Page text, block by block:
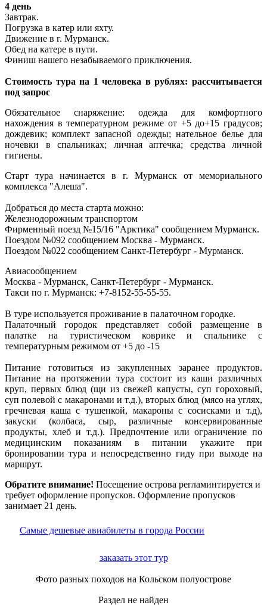
4 день
Завтрак.
Погрузка в катер или яхту.
Движение в г. Мурманск.
Обед на катере в пути.
Финиш нашего незабываемого приключения.
Стоимость тура на 1 человека в рублях: рассчитывается
под запрос
Обязательное снаряжение: одежда для комфортного
нахождения в температурном режиме от +5 до+15 градусов;
дождевик; комплект запасной одежды; нательное белье для
ночевки в спальниках; личная аптечка; средства личной
гигиены.
Старт тура начинается в г. Мурманск от мемориального
комплекса "Алеша".
Добраться до места старта можно:
Железнодорожным транспортом
Фирменный поезд №15/16 "Арктика" сообщением Мурманск.
Поездом №092 сообщением Москва - Мурманск.
Поездом №022 сообщением Санкт-Петербург - Мурманск.
Авиасообщением
Москва - Мурманск, Санкт-Петербург - Мурманск.
Такси по г. Мурманск: +7-8152-55-55-55.
В туре используется проживание в палаточном городке.
Палаточный городок представляет собой размещение в
палатке на туристическом коврике и спальнике с
температурным режимом от +5 до -15
Питание готовиться из закупленных заранее продуктов.
Питание на протяжении тура состоит из каши различных
круп, первых блюд (щи из свежей капусты, суп гороховый,
суп полевой с макаронами и т.д.), вторых блюд (мясо на углях,
гречневая каша с тушенкой, макароны с сосисками и т.д),
закуски (колбаса, сыр, различные консервированные
продукты, хлеб и т.д.). Предпочтение или ограничение по
медицинским показаниям в питании укажите при
бронировании тура и непосредственно гиду при выходе на
маршрут.
Обратите внимание! Посещение острова регламинтируется и
требует оформление пропусков. Оформление пропусков
занимает 21 день.
Самые дешевые авиабилеты в города России
заказать этот тур
Фото разных походов на Кольском полуострове
Раздел не найден